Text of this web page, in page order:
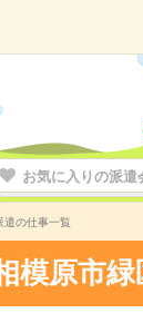
お気に入りの派遣
遣の仕事一覧
模原市緑